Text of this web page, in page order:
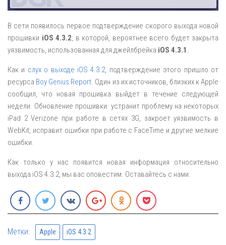
В сети появилось первое подтверждение скорого выхода новой
прошивки iOS 4.3.2, в которой, вероятнее всего будет закрыта
уязвимость, использованная для джейлбрейка iOS 4.3.1 .
Как и слух о выходе iOS 4.3.2, подтверждение этого пришло от
ресурса Boy Genius Report. Один из их источников, близких к Apple
сообщил, что новая прошивка выйдет в течение следующей
недели. Обновление прошивки устранит проблему на некоторых
iPad 2 Verizone при работе в сетях 3G, закроет уязвимость в
WebKit, исправит ошибки при работе с FaceTime и другие мелкие
ошибки.
Как только у нас появится новая информация относительно
выхода iOS 4.3.2, мы вас оповестим. Оставайтесь с нами.
Метки: Apple iOS 4.3.2